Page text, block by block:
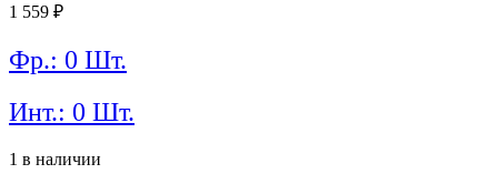
1 559 ₽
Фр.: 0 Шт.
Инт.: 0 Шт.
1 в наличии